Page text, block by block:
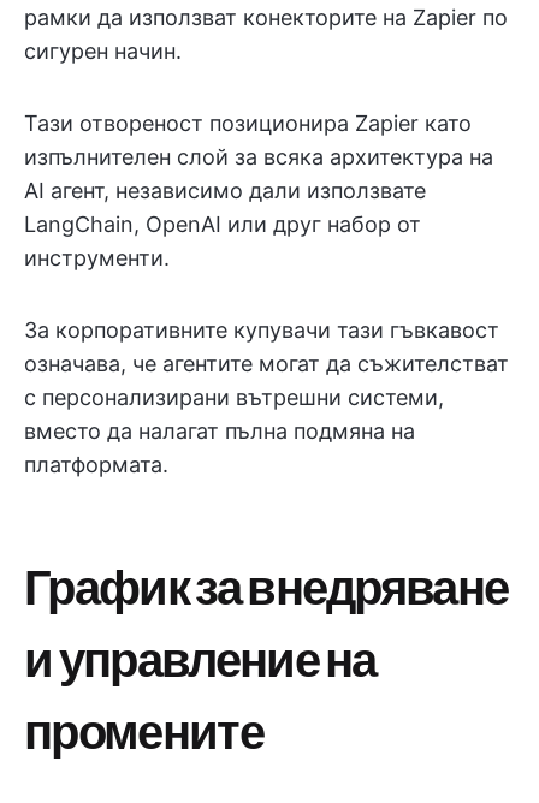
рамки да използват конекторите на Zapier по
сигурен начин.
Тази отвореност позиционира Zapier като
изпълнителен слой за всяка архитектура на
AI агент, независимо дали използвате
LangChain, OpenAI или друг набор от
инструменти.
За корпоративните купувачи тази гъвкавост
означава, че агентите могат да съжителстват
с персонализирани вътрешни системи,
вместо да налагат пълна подмяна на
платформата.
График за внедряване
и управление на
промените